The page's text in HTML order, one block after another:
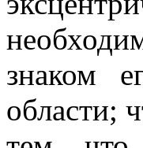
знаком
области;